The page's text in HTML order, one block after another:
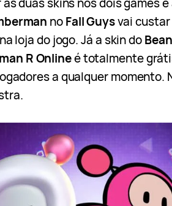
duas skins nos dois games é
noFall Guysvai custar
loja do jogo. Já a skin do
R Onlineé totalmente
a qualquer momento.